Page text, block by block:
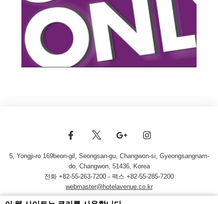
5, Yongji-ro 169beon-gil, Seongsan-gu, Changwon-si, Gyeongsangnam-
do, Changwon, 51436,
Korea
전화 +82-55-263-7200 - 팩스 +82-55-285-7200
webmaster@hotelavenue.co.kr
© Copyright HOTEL AVENUE 2026